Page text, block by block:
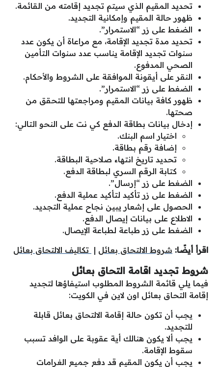
تحديد المقيم الذي سيتم تجديد إقامته من القائمة.
ظهور حالة المقيم وإمكانية التجديد.
الضغط على زر “الاستمرار”.
تحديد مدة تجديد الإقامة، مع مراعاة أن يكون عدد
سنوات تجديد الإقامة يناسب عدد سنوات التأمين
الصحي المدفوع.
النقر على أيقونة الموافقة على الشروط والأحكام.
الضغط على زر “الاستمرار”.
ظهور كافة بيانات المقيم ومراجعتها للتحقق من
صحتها.
إدخال بيانات بطاقة الدفع كي نت على النحو التالي:
اختيار اسم البنك.
إضافة رقم بطاقة.
تحديد تاريخ انتهاء صلاحية البطاقة.
كتابة الرقم السري لبطاقة الدفع.
الضغط على زر “إرسال”.
الضغط على زر تأكيد لتأكيد عملية الدفع.
الحصول على إشعار يبين نجاح عملية التجديد.
الاطلاع على بيانات إيصال الدفع.
الضغط على زر طباعة لطباعة الإيصال.
اقرأ أيضًا: شروط الالتحاق بعائل | تكاليف الالتحاق بعائل
شروط تجديد اقامة التحاق بعائل
فيما يلي قائمة الشروط المطلوب استيفاؤها لتجديد
إقامة التحاق بعائل اون لاين في الكويت:
يجب أن تكون حالة إقامة الالتحاق بعائل قابلة
للتجديد.
يجب ألا يكون هنالك أية عقوبة على الوافد تسبب
سقوط الإقامة.
يجب أن يكون المقيم قد دفع جميع الغرامات